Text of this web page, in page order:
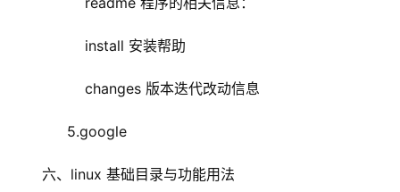
install 安装帮助
changes 版本迭代改动信息
5.google
六、linux 基础目录与功能用法